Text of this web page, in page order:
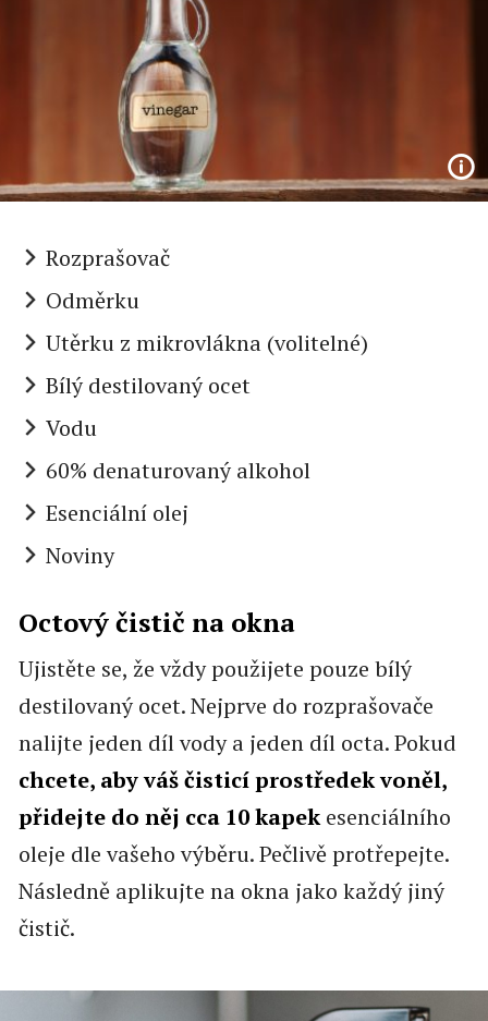
Rozprašovač
Odměrku
Utěrku z mikrovlákna (volitelné)
Bílý destilovaný ocet
Vodu
60% denaturovaný alkohol
Esenciální olej
Noviny
Octový čistič na okna
Ujistěte se, že vždy použijete pouze bílý
destilovaný ocet. Nejprve do rozprašovače
nalijte jeden díl vody a jeden díl octa. Pokud
chcete, aby váš čisticí prostředek voněl,
přidejte do něj cca 10 kapekesenciálního
oleje dle vašeho výběru. Pečlivě protřepejte.
Následně aplikujte na okna jako každý jiný
čistič.